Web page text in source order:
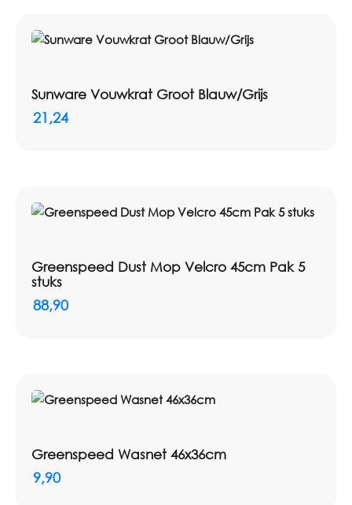
Sunware Vouwkrat Groot Blauw/Grijs
21,24
Greenspeed Dust Mop Velcro 45cm Pak 5
stuks
88,90
Greenspeed Wasnet 46x36cm
9,90